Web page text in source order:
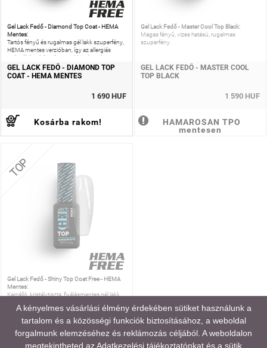
Gel Lack Fedő - Diamond Top Coat - HEMA
Mentes:
Tartós fényű és rugalmas gél lakk szuperfény,
HEMA mentes verzióban, így az allergiás
reakciók kockázatát is csökkentheted!
GEL LACK FEDŐ - DIAMOND TOP
COAT - HEMA MENTES
1 690 HUF
Kosárba rakom!
Gel Lack Fedő - Master Cool Top Black:
Magas fényű, vizes hatású, rugalmas
szuperfény.
GEL LACK FEDŐ - MASTER COOL
TOP BLACK
1 590 HUF
HAMAROSAN TPO
mentesen
TOP
Gel Lack Fedő - Shiny Top Coat Free - HEMA
Mentes:
Karcálló, kristálytiszta, fixálásmentes gél lakk
GEL LACK FEDŐ - SHINY TOP COAT
FREE - HEMA MENTES
A kényelmes vásárlási élmény érdekében sütiket használunk a
tartalom és a közösségi funkciók biztosításához, a weboldal
forgalmunk elemzéséhez és reklámozás céljából. A weboldalon
megtekintheted azAdatkezelési tájékoztatónkat és a sütik